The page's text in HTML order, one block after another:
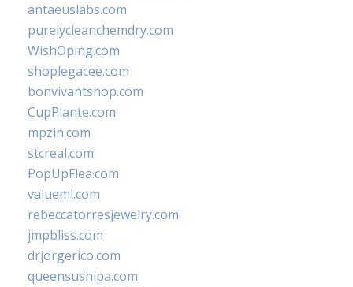
antaeuslabs.com
purelycleanchemdry.com
WishOping.com
shoplegacee.com
bonvivantshop.com
CupPlante.com
mpzin.com
stcreal.com
PopUpFlea.com
valueml.com
rebeccatorresjewelry.com
jmpbliss.com
drjorgerico.com
queensushipa.com